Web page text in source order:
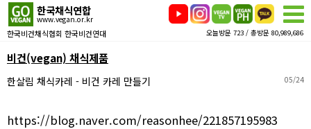
한국채식연합
www.vegan.or.kr
한국비건채식협회 한국비건연대 오늘방문 723 / 총방문 80,989,686
비건(vegan) 채식제품
한살림 채식카레 - 비건 카레 만들기 05/24
https://blog.naver.com/reasonhee/221857195983